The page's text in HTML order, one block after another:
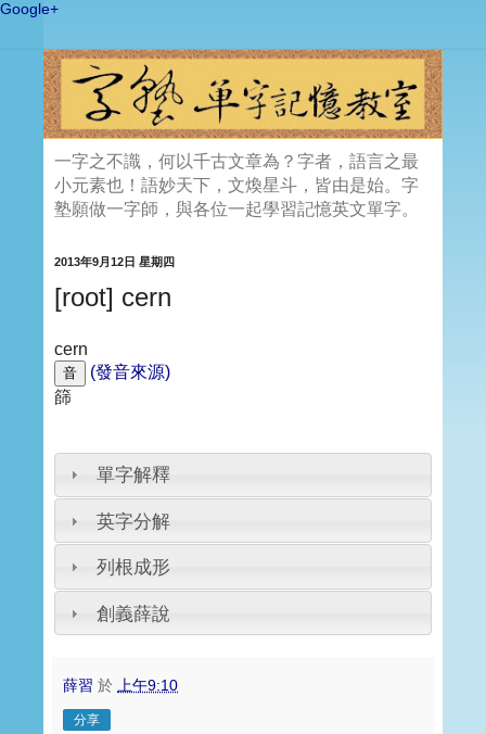
Google+
一字之不識，何以千古文章為？字者，語言之最
小元素也！語妙天下，文煥星斗，皆由是始。字
塾願做一字師，與各位一起學習記憶英文單字。
2013年9月12日 星期四
[root] cern
cern
(發音來源)
篩
單字解釋
英字分解
列根成形
創義薛說
薛習 於 上午9:10
分享